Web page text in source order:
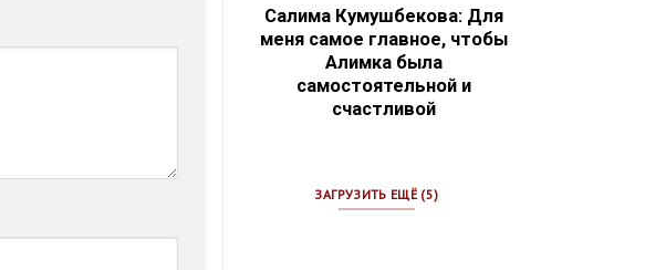
Салима Кумушбекова: Для
меня самое главное, чтобы
Алимка была
самостоятельной и
счастливой
ЗАГРУЗИТЬ ЕЩЁ (5)